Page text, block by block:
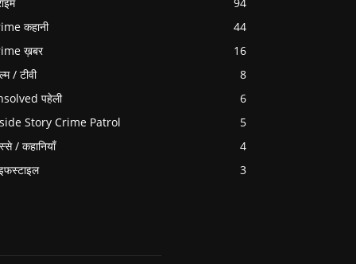
94
कहानी
44
ख़बर
16
/ टीवी
8
पहेली
6
Story Crime Patrol
5
/ कहानियाँ
4
3